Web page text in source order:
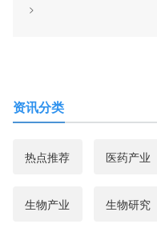
>
资讯分类
热点推荐 医药产业
生物产业 生物研究